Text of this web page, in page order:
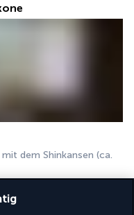
dem Shinkansen (ca.